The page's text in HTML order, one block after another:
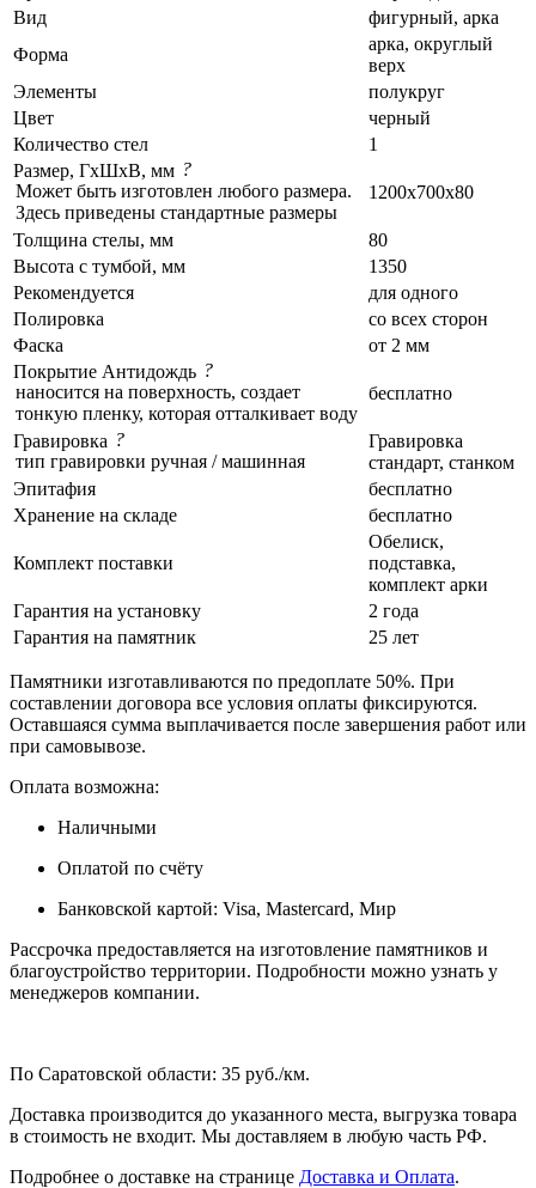
Вид
фигурный, арка
Форма
арка, округлый
верх
Элементы
полукруг
Цвет
черный
Количество стел
1
Размер, ГxШxВ, мм ?
Может быть изготовлен любого размера.
Здесь приведены стандартные размеры
1200x700x80
Толщина стелы, мм
80
Высота с тумбой, мм
1350
Рекомендуется
для одного
Полировка
со всех сторон
Фаска
от 2 мм
Покрытие Антидождь ?
наносится на поверхность, создает
тонкую пленку, которая отталкивает воду
бесплатно
Гравировка ?
тип гравировки ручная / машинная
Гравировка
стандарт, станком
Эпитафия
бесплатно
Хранение на складе
бесплатно
Комплект поставки
Обелиск,
подставка,
комплект арки
Гарантия на установку
2 года
Гарантия на памятник
25 лет
Памятники изготавливаются по предоплате 50%. При
составлении договора все условия оплаты фиксируются.
Оставшаяся сумма выплачивается после завершения работ или
при самовывозе.
Оплата возможна:
Наличными
Оплатой по счёту
Банковской картой: Visa, Mastercard, Мир
Рассрочка предоставляется на изготовление памятников и
благоустройство территории. Подробности можно узнать у
менеджеров компании.
По Саратовской области: 35 руб./км.
Доставка производится до указанного места, выгрузка товара
в стоимость не входит. Мы доставляем в любую часть РФ.
Подробнее о доставке на странице Доставка и Оплата.